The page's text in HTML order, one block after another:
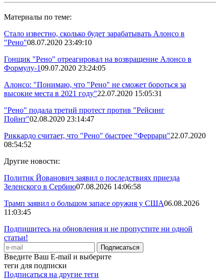
Материалы по теме:
Стало известно, сколько будет зарабатывать Алонсо в
"Рено"08.07.2020 23:49:10
Гонщик "Рено" отреагировал на возвращение Алонсо в
Формулу-109.07.2020 23:24:05
Алонсо: "Понимаю, что "Рено" не сможет бороться за
высокие места в 2021 году"22.07.2020 15:05:31
"Рено" подала третий протест против "Рейсинг
Пойнт"02.08.2020 23:14:47
Риккардо считает, что "Рено" быстрее "Феррари"22.07.2020
08:54:52
Другие новости:
Политик Йованович заявил о последствиях приезда
Зеленского в Сербию07.08.2026 14:06:58
Трамп заявил о большом запасе оружия у США06.08.2026
11:03:45
Подпишитесь на обновления и не пропустите ни одной
статьи!
Введите Ваш E-mail и выберите
теги для подписки
Подписаться на другие теги